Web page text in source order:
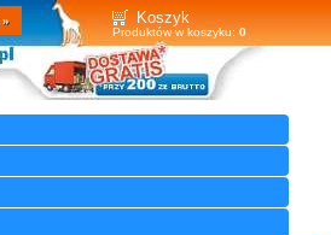
Koszyk
Produktów w koszyku: 0